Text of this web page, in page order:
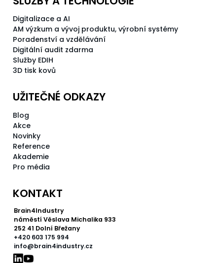
Digitalizace a AI
AM výzkum a vývoj produktu, výrobní systémy
Poradenství a vzdělávání
Digitální audit zdarma
Služby EDIH
3D tisk kovů
UŽITEČNÉ ODKAZY
Blog
Akce
Novinky
Reference
Akademie
Pro média
KONTAKT
Brain4Industry
náměstí Věslava Michalika 933
252 41 Dolní Břežany
+420 603 175 994
info@brain4industry.cz